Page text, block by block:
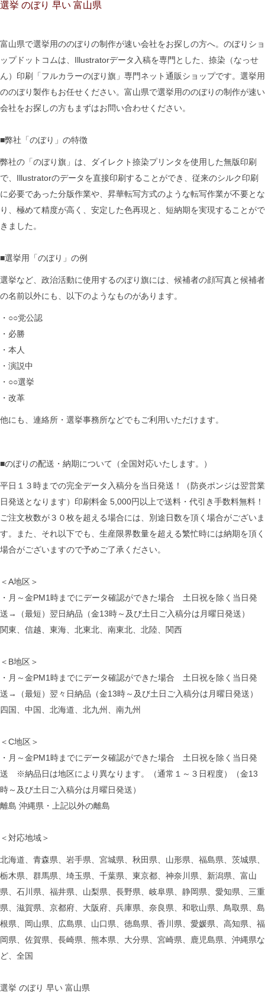
選挙 のぼり 早い 富山県
富山県で選挙用ののぼりの制作が速い会社をお探しの方へ。のぼりショ
ップドットコムは、Illustratorデータ入稿を専門とした、捺染（なっせ
ん）印刷「フルカラーのぼり旗」専門ネット通販ショップです。選挙用
ののぼり製作もお任せください。富山県で選挙用ののぼりの制作が速い
会社をお探しの方もまずはお問い合わせください。
■弊社「のぼり」の特徴
弊社の「のぼり旗」は、ダイレクト捺染プリンタを使用した無版印刷
で、Illustratorのデータを直接印刷することができ、従来のシルク印刷
に必要であった分版作業や、昇華転写方式のような転写作業が不要とな
り、極めて精度が高く、安定した色再現と、短納期を実現することがで
きました。
■選挙用「のぼり」の例
選挙など、政治活動に使用するのぼり旗には、候補者の顔写真と候補者
の名前以外にも、以下のようなものがあります。
・○○党公認
・必勝
・本人
・演説中
・○○選挙
・改革
他にも、連絡所・選挙事務所などでもご利用いただけます。
■のぼりの配送・納期について（全国対応いたします。）
平日１３時までの完全データ入稿分を当日発送！（防炎ポンジは翌営業
日発送となります）印刷料金 5,000円以上で送料・代引き手数料無料！
ご注文枚数が３０枚を超える場合には、別途日数を頂く場合がございま
す。また、それ以下でも、生産限界数量を超える繁忙時には納期を頂く
場合がございますので予めご了承ください。
＜A地区＞
・月～金PM1時までにデータ確認ができた場合 土日祝を除く当日発
送→（最短）翌日納品（金13時～及び土日ご入稿分は月曜日発送）
関東、信越、東海、北東北、南東北、北陸、関西
＜B地区＞
・月～金PM1時までにデータ確認ができた場合 土日祝を除く当日発
送→（最短）翌々日納品（金13時～及び土日ご入稿分は月曜日発送）
四国、中国、北海道、北九州、南九州
＜C地区＞
・月～金PM1時までにデータ確認ができた場合 土日祝を除く当日発
送 ※納品日は地区により異なります。（通常１～３日程度）（金13
時～及び土日ご入稿分は月曜日発送）
離島 沖縄県・上記以外の離島
＜対応地域＞
北海道、青森県、岩手県、宮城県、秋田県、山形県、福島県、茨城県、
栃木県、群馬県、埼玉県、千葉県、東京都、神奈川県、新潟県、富山
県、石川県、福井県、山梨県、長野県、岐阜県、静岡県、愛知県、三重
県、滋賀県、京都府、大阪府、兵庫県、奈良県、和歌山県、鳥取県、島
根県、岡山県、広島県、山口県、徳島県、香川県、愛媛県、高知県、福
岡県、佐賀県、長崎県、熊本県、大分県、宮崎県、鹿児島県、沖縄県な
ど、全国
選挙 のぼり 早い 富山県